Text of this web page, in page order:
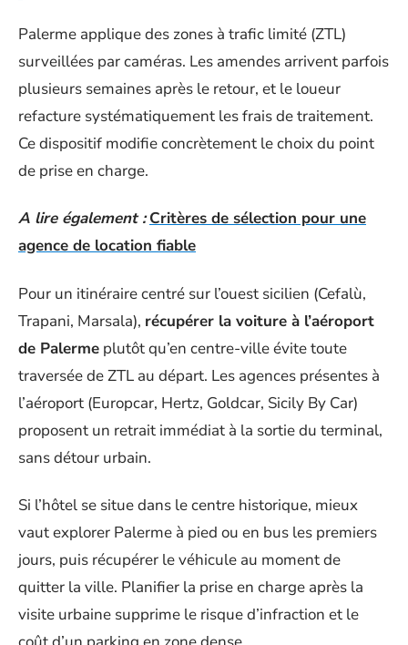
Palerme applique des zones à trafic limité (ZTL)
surveillées par caméras. Les amendes arrivent parfois
plusieurs semaines après le retour, et le loueur
refacture systématiquement les frais de traitement.
Ce dispositif modifie concrètement le choix du point
de prise en charge.
A lire également : Critères de sélection pour une
agence de location fiable
Pour un itinéraire centré sur l’ouest sicilien (Cefalù,
Trapani, Marsala), récupérer la voiture à l’aéroport
de Palerme plutôt qu’en centre-ville évite toute
traversée de ZTL au départ. Les agences présentes à
l’aéroport (Europcar, Hertz, Goldcar, Sicily By Car)
proposent un retrait immédiat à la sortie du terminal,
sans détour urbain.
Si l’hôtel se situe dans le centre historique, mieux
vaut explorer Palerme à pied ou en bus les premiers
jours, puis récupérer le véhicule au moment de
quitter la ville. Planifier la prise en charge après la
visite urbaine supprime le risque d’infraction et le